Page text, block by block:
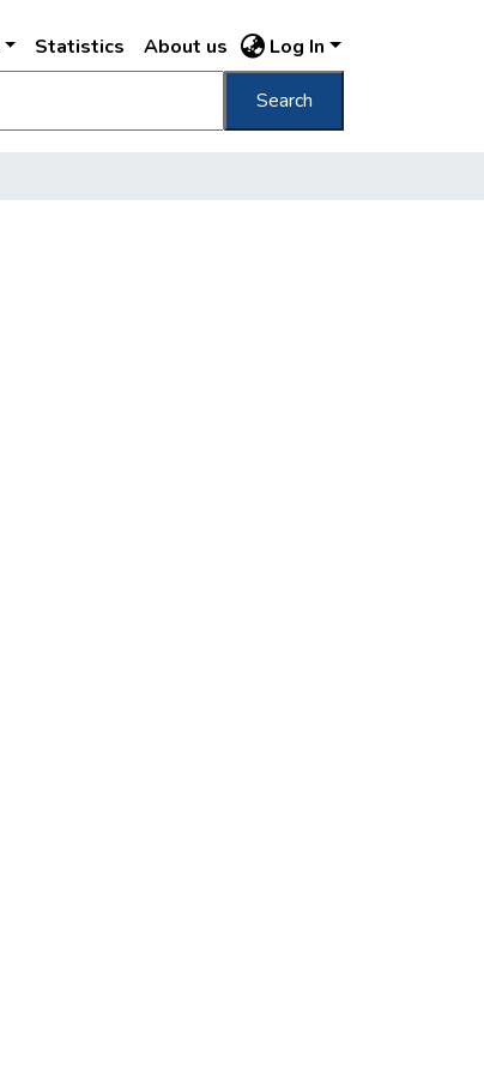
Statistics About us Log In
Search